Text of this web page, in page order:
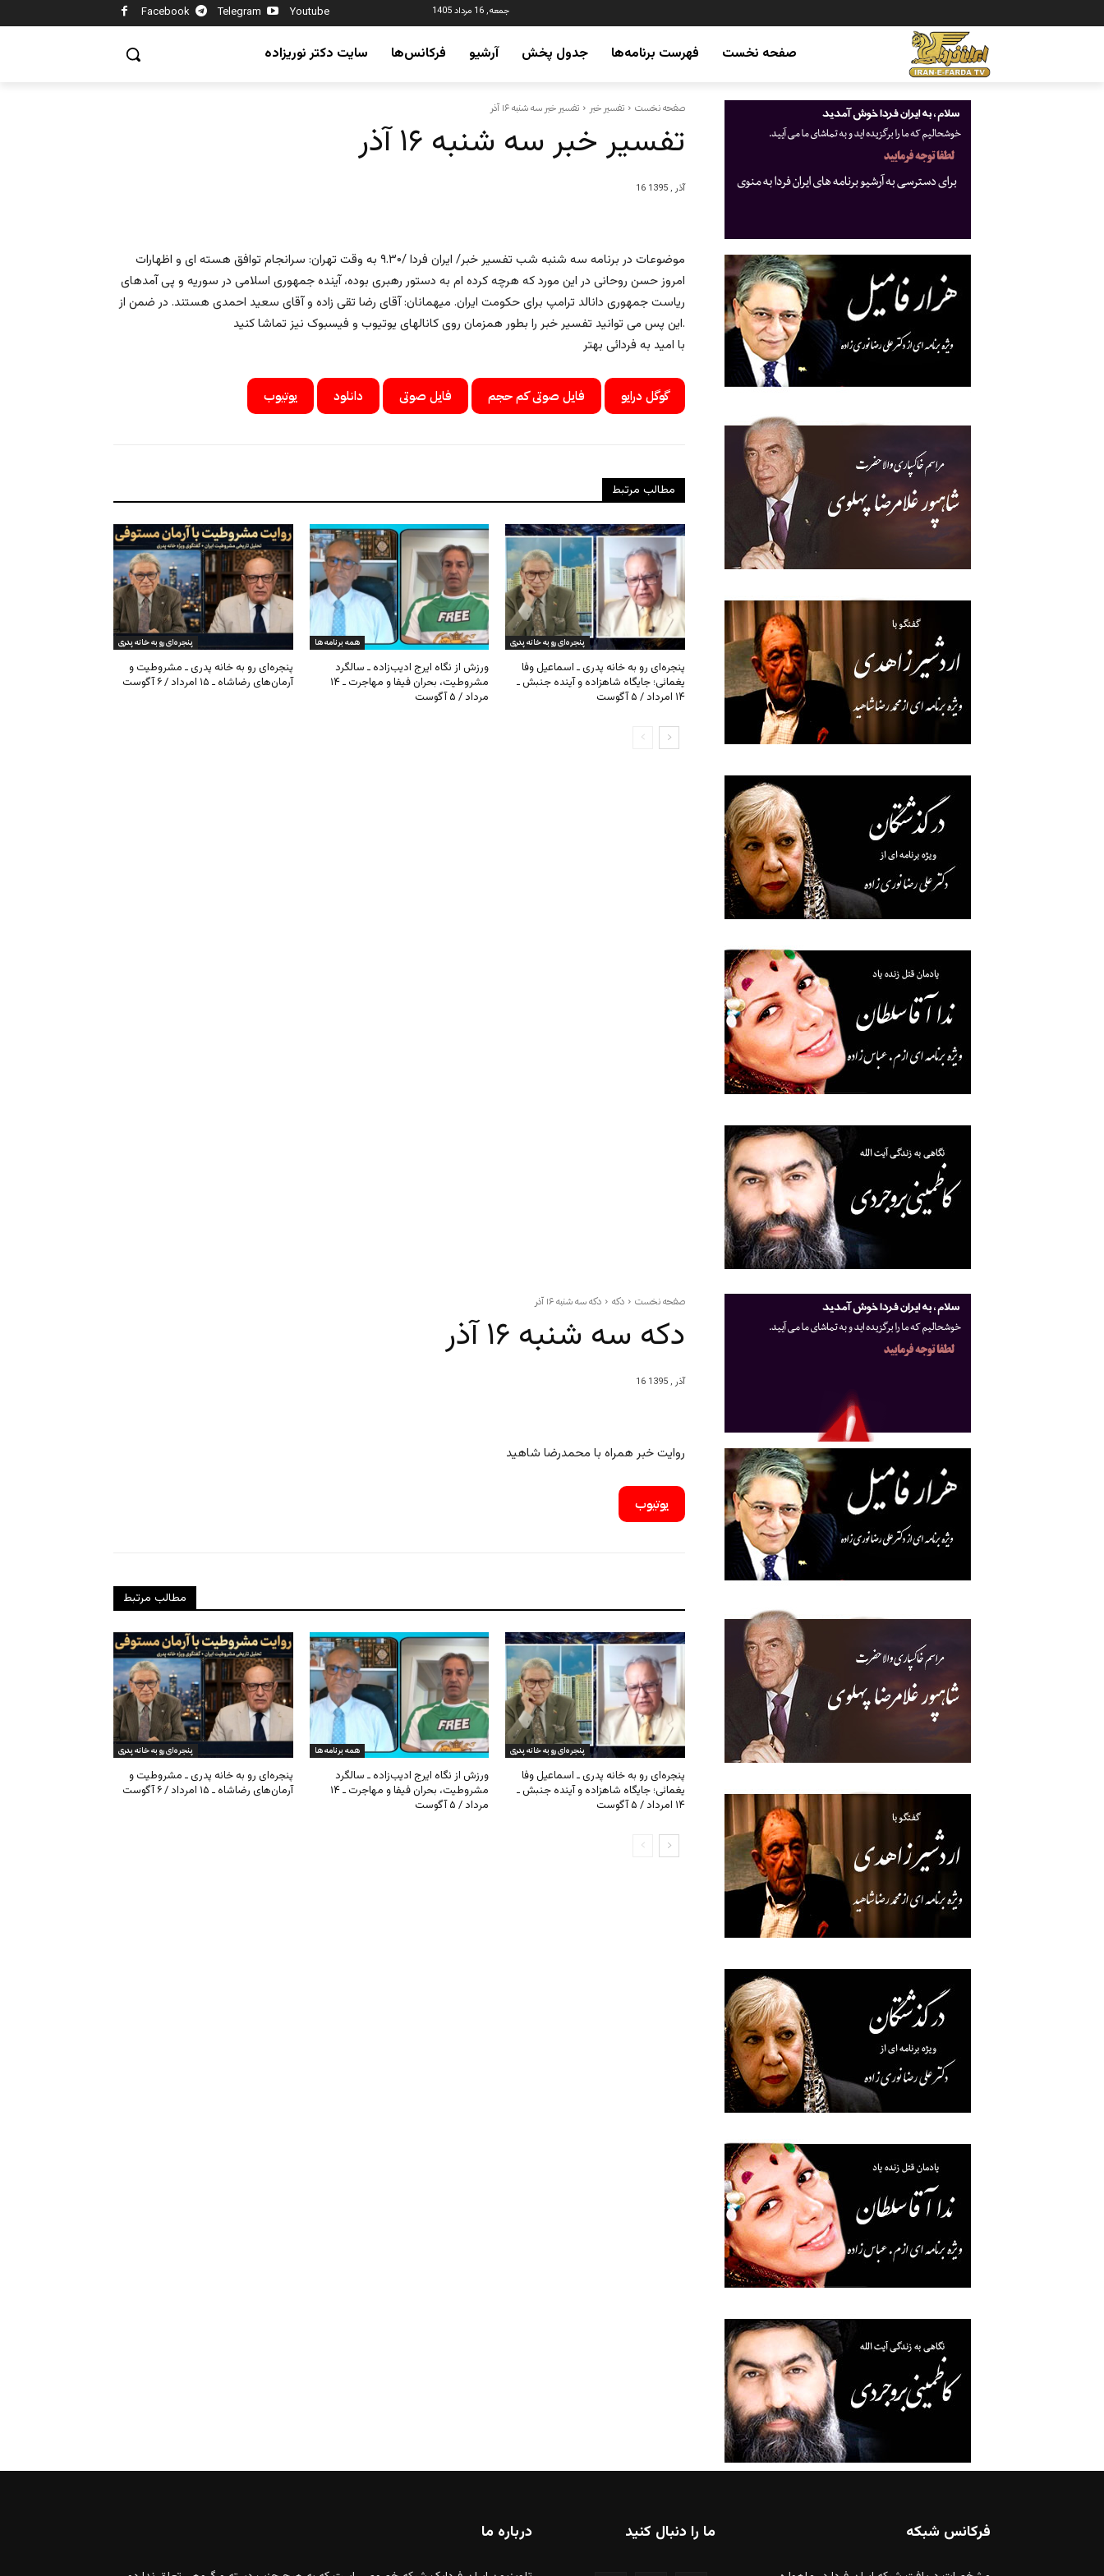
Facebook Telegram Youtube جمعه, 16 مرداد 1405
صفحه نخست فهرست برنامه‌ها جدول پخش آرشیو فرکانس‌ها سایت دکتر نوریزاده
صفحه نخست تفسیر خبر تفسیر خبر سه شنبه ۱۶ آذر
تفسیر خبر سه شنبه ۱۶ آذر
16 آذر , 1395
موضوعات در برنامه سه شنبه شب تفسیر خبر/ ایران فردا /۹.۳۰ به وقت تهران: سرانجام توافق هسته ای و اظهارات
امروز حسن روحانی در این مورد که هرچه کرده ام به دستور رهبری بوده، آینده جمهوری اسلامی در سوریه و پی آمدهای
ریاست جمهوری دانالد ترامپ برای حکومت ایران. میهمانان: آقای رضا تقی زاده و آقای سعید احمدی هستند. در ضمن از
این پس می توانید تفسیر خبر را بطور همزمان روی کانالهای یوتیوب و فیسبوک نیز تماشا کنید.
با امید به فردائی بهتر
یوتیوب دانلود فایل صوتی فایل صوتی کم حجم گوگل درایو
مطالب مرتبط
پنجره‌ای رو به خانه پدری
پنجره‌ای رو به خانه پدری ـ مشروطیت و
آرمان‌های رضاشاه ـ ۱۵ امرداد / ۶ آگوست
همه برنامه ها
ورزش از نگاه ایرج ادیب‌زاده ـ سالگرد
مشروطیت، بحران فیفا و مهاجرت ـ ۱۴
مرداد / ۵ آگوست
پنجره‌ای رو به خانه پدری
پنجره‌ای رو به خانه پدری ـ اسماعیل وفا
یغمائی؛ جایگاه شاهزاده و آینده جنبش ـ
۱۴ امرداد / ۵ آگوست
فرکانس شبکه ما را دنبال کنید درباره ما